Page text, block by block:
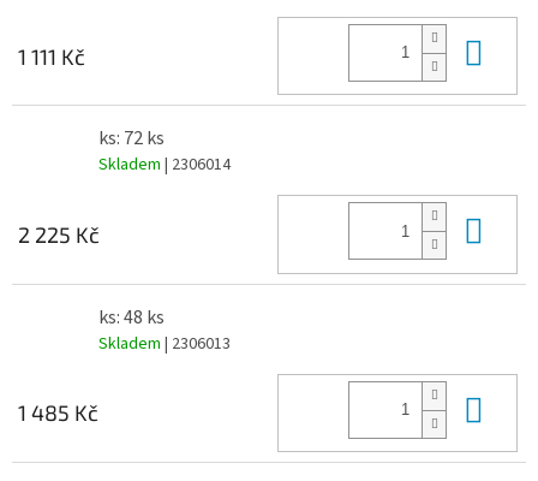
1 111 Kč
ks: 72 ks
Skladem | 2306014
2 225 Kč
ks: 48 ks
Skladem | 2306013
1 485 Kč